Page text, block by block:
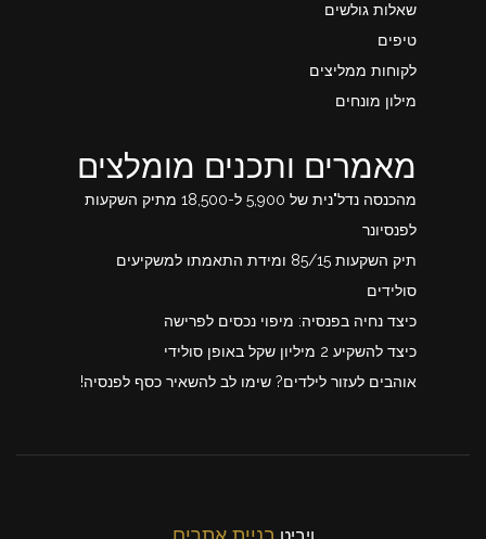
שאלות גולשים
טיפים
לקוחות ממליצים
מילון מונחים
מאמרים ותכנים מומלצים
מהכנסה נדל"נית של 5,900 ל-18,500 מתיק השקעות
לפנסיונר
תיק השקעות 85/15 ומידת התאמתו למשקיעים
סולידים
כיצד נחיה בפנסיה: מיפוי נכסים לפרישה
כיצד להשקיע 2 מיליון שקל באופן סולידי
אוהבים לעזור לילדים? שימו לב להשאיר כסף לפנסיה!